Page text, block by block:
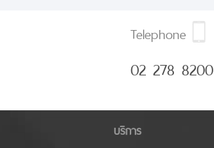
Telephone
02 278 8200
บริการ